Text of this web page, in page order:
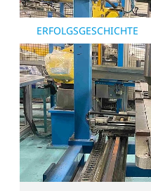
ERFOLGSGESCHICHTE